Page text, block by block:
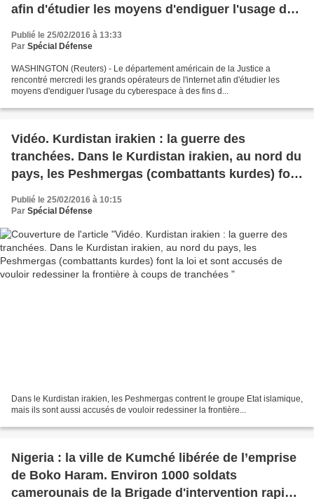
afin d'étudier les moyens d'endiguer l'usage du
cyberespace à des fins de propagande par l'Etat
islamique (EI) et autres groupes islamistes
fondamentalistes
Publié le 25/02/2016 à 13:33
Par Spécial Défense
WASHINGTON (Reuters) - Le département américain de la Justice a
rencontré mercredi les grands opérateurs de l'internet afin d'étudier les
moyens d'endiguer l'usage du cyberespace à des fins d...
Vidéo. Kurdistan irakien : la guerre des
tranchées. Dans le Kurdistan irakien, au nord du
pays, les Peshmergas (combattants kurdes) font
la loi et sont accusés de vouloir redessiner la
frontière à coups de tranchées
Publié le 25/02/2016 à 10:15
Par Spécial Défense
Dans le Kurdistan irakien, les Peshmergas contrent le groupe Etat islamique,
mais ils sont aussi accusés de vouloir redessiner la frontière...
Nigeria : la ville de Kumché libérée de l’emprise
de Boko Haram. Environ 1000 soldats
camerounais de la Brigade d'intervention rapide